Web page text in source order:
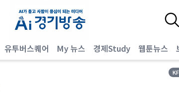
유투버스퀘어 My 뉴스 경제Study 웹툰뉴스